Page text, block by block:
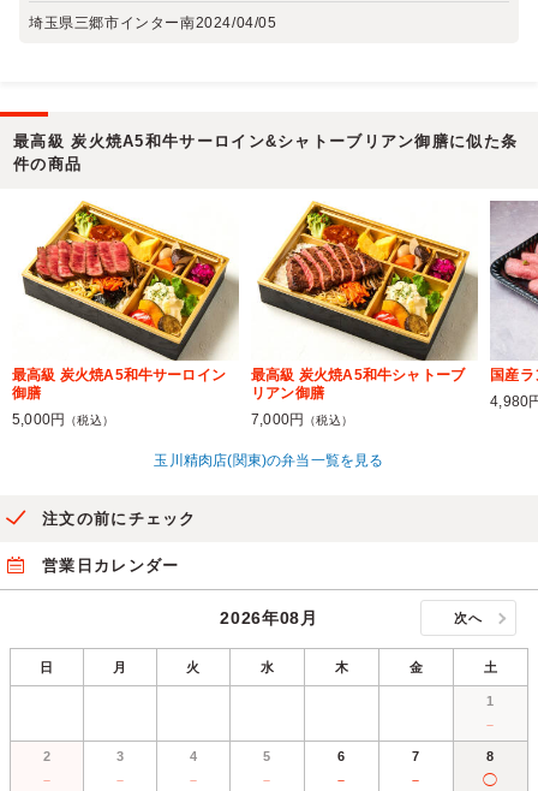
埼玉県三郷市インター南2024/04/05
最高級 炭火焼A5和牛サーロイン&シャトーブリアン御膳に似た条
件の商品
最高級 炭火焼A5和牛サーロイン
御膳
5,000円
（税込）
最高級 炭火焼A5和牛シャトーブ
リアン御膳
7,000円
（税込）
国産
4,980
玉川精肉店(関東)の弁当一覧を見る
注文の前にチェック
営業日カレンダー
2026年08月 次へ
日 月 火 水 木 金 土
1
－
2
－
3
－
4
－
5
－
6
－
7
－
8
◯